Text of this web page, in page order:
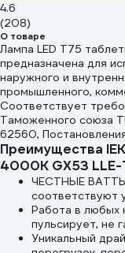
4.6
(208)
О товаре
Лампа LED T75
предназначена для
наружного и
промышленного,
Соответствует
Таможенного союза
62560,
Преимущества
4000К GX53
ЧЕСТНЫЕ
соответствуют
Работа в любых
пульсирует, не
Уникальный